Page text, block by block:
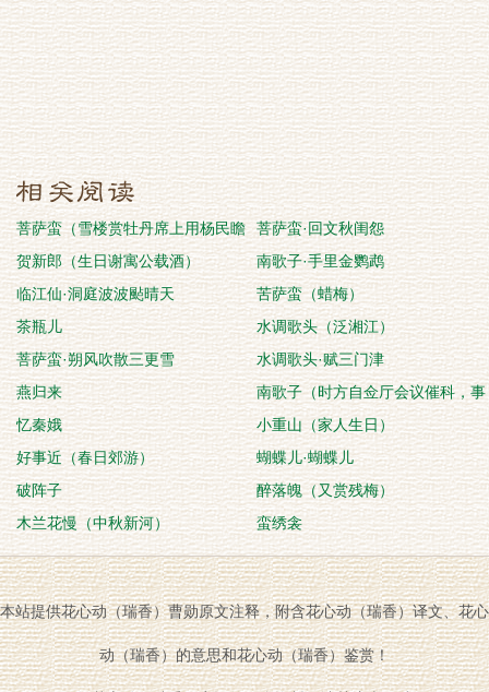
菩萨蛮（雪楼赏牡丹席上用杨民瞻
韵）
菩萨蛮·回文秋闺怨
贺新郎（生日谢寓公载酒）
南歌子·手里金鹦鹉
临江仙·洞庭波波颭晴天
苦萨蛮（蜡梅）
茶瓶儿
水调歌头（泛湘江）
菩萨蛮·朔风吹散三更雪
水调歌头·赋三门津
燕归来
南歌子（时方自佥厅会议催科，事
罢即作此游）
忆秦娥
小重山（家人生日）
好事近（春日郊游）
蝴蝶儿·蝴蝶儿
破阵子
醉落魄（又赏残梅）
木兰花慢（中秋新河）
蛮绣衾
本站提供花心动（瑞香）曹勋原文注释，附含花心动（瑞香）译文、花心
动（瑞香）的意思和花心动（瑞香）鉴赏！